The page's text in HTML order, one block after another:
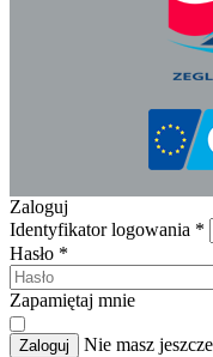
Zaloguj
Identyfikator logowania *
Hasło *
Zapamiętaj mnie
Zaloguj Nie masz